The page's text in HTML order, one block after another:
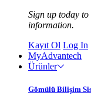
Sign up today
information.
Kayıt Ol Log In
MyAdvantech
Ürünler
Gömülü Bilişim